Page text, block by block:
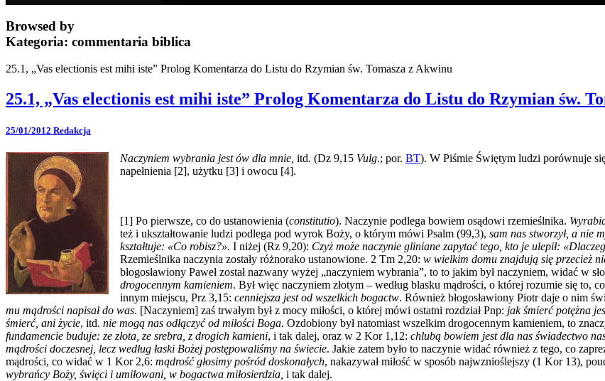
Browsed by
Kategoria: commentaria biblica
25.1, „Vas electionis est mihi iste” Prolog Komentarza do Listu do Rzymian św. Tomasza z Akwinu
25.1, „Vas electionis est mihi iste” Prolog Komentarza do Listu do Rzymian św.
25/01/2012 Redakcja
Naczyniem wybrania jest ów dla mnie, itd. (Dz 9,15 Vulg.; por. BT). W Piśmie Świętym ludzi porównuje
napełnienia [2], użytku [3] i owocu [4].
[1] Po pierwsze, co do ustanowienia (constitutio). Naczynie podlega bowiem osądowi rzemieślnika. W
też i ukształtowanie ludzi podlega pod wyrok Boży, o którym mówi Psalm (99,3), sam nas stworzył, a nie
kształtuje: «Co robisz?». I niżej (Rz 9,20): Czyż może naczynie gliniane zapytać tego, kto je ulepił:
Rzemieślnika naczynia zostały różnorako ustanowione. 2 Tm 2,20: w wielkim domu znajdują się przecież
błogosławiony Paweł został nazwany wyżej „naczyniem wybrania”, to to jakim był naczyniem, widać w
drogocennym kamieniem. Był więc naczyniem złotym – według blasku mądrości, o której rozumie się to,
innym miejscu, Prz 3,15: cenniejsza jest od wszelkich bogactw. Również błogosławiony Piotr daje o nim
mu mądrości napisał do was. [Naczyniem] zaś trwałym był z mocy miłości, o której mówi ostatni rozdział Pnp: jak śmierć potężna
śmierć, ani życie, itd. nie mogą nas odłączyć od miłości Boga. Ozdobiony był natomiast wszelkim drogocennym kamieniem, to
fundamencie buduje: ze złota, ze srebra, z drogich kamieni, i tak dalej, oraz w 2 Kor 1,12: chlubą bowiem jest dla nas świadectwo
mądrości doczesnej, lecz według łaski Bożej postępowaliśmy na świecie. Jakie zatem było to naczynie widać również z tego, co
mądrości, co widać w 1 Kor 2,6: mądrość głosimy pośród doskonałych, nakazywał miłość w sposób najwznioślejszy (1 Kor 13),
wybrańcy Boży, święci i umiłowani, w bogactwa miłosierdzia, i tak dalej.